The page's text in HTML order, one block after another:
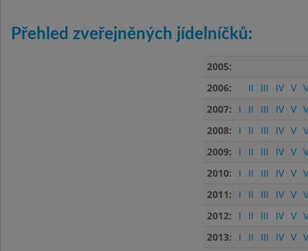
Přehled zveřejněných jídelníčků:
2005:
2006:
II III IV V
2007:
I II III IV V
2008:
I II III IV V
2009:
I II III IV V
2010:
I II III IV V
2011:
I II III IV V
2012:
I II III IV V
2013:
I II III IV V